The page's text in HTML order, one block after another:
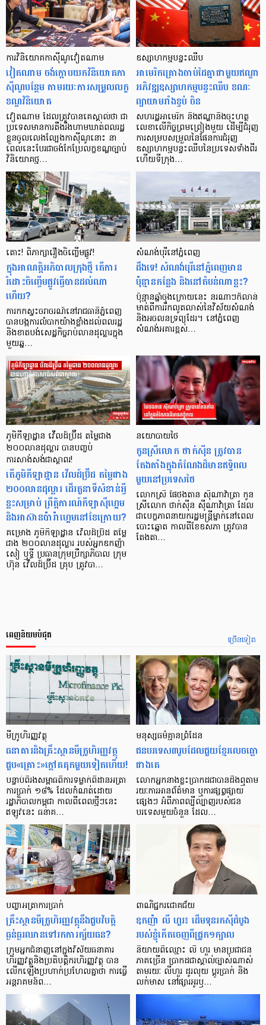
ការវិនិយោគកាស៊ីណូវៀតណាម
វៀតណាម ចង់ក្ដោបយក​​វិនិយោគ​កា
ស៊ីណូបន្ថែម តាមរយៈ​ការសម្រួល​លក្ខ
ខណ្ឌវិនិយោគ
វៀតណាម ដែលត្រូវបានគេស្គាល់ថា ជា
ប្រទេសមានការតឹងរឹងហាមឃាត់ពលរដ្ឋ
ខ្លួនចូលលេងល្បែងកាស៊ីណូនោះ នា
ពេលនេះបែរជាចង់កែប្រែលក្ខខណ្ឌច្បាប់
វិនិយោគថ្ម…
ឧស្សាហកម្មបន្ទះឈីប
អាមេរិកគ្រោងចាប់ដៃគ្នាជាមួយឥណ្ឌា
អភិវឌ្ឍឧស្សាហកម្មបន្ទះឈីប ខណៈ
ព្យាយាមរាំងខ្ទប់ ចិន
សហរដ្ឋអាមេរិក និងឥណ្ឌានឹងចុះហត្ថ
លេខាលើកិច្ចព្រមព្រៀងមួយ ដើម្បីជំរុញ
ការសម្របសម្រួលនៃផែនការជំរុញ
ឧស្សាហកម្មបន្ទះឈីបនៃប្រទេសទាំងពីរ
ហើយទីក្រុង…
តោះ! ពិភាក្សា​រឿង​ចិញ្ចើម​ផ្លូវ!
ក្នុង​អាណត្តិ​អភិបាលក្រុង​ថ្មី តើ​ការ
រំដោះ​ចិញ្ចើម​ផ្លូវ​​ធ្វើ​បាន​ដល់​ណា​
ហើយ?
ការ​កកស្ទះ​ចរាចរណ៍​នៅ​រាជ​ធានី​ភ្នំពេញ
បាន​បង្ក​ការ​លំបាក​យ៉ាង​ខ្លាំង​ដល់​ពលរដ្ឋ
និង​ខាត​បង់​សេដ្ឋកិច្ច​រាប់​លាន​ដុល្លារ​ក្នុង​
មួយ​ឆ្ន…
សំណង់​បុរី​នៅ​ភ្នំពេញ
ដឹង​ទេ!​ សំណង់​បុរី​នៅ​​ភ្នំពេញ​មាន​
ប៉ុន្មាន​កន្លែង ​និង​នៅ​តំបន់​ណា​ខ្លះ?
ប៉ុន្មាន​ឆ្នាំ​ចុង​ក្រោយ​នេះ នរណាៗ​ក៏​លាន់​
មាត់​ពី​ការរីក​លូត​លាស់​នៃ​វិស័យ​​សំណង់​
និង​អចលនទ្រព្យ​ដែរ។ នៅ​ភ្នំពេញ
សំណង់​​អគារ​ខ្ពស់…
ភូមិកីឡាដ្ឋាន វើលដ៍ប្រ៊ីដ តម្លៃជាង
២០០លានដុល្លារ បានបញ្ចប់
ការសាង់សង់ជាស្ថាពរ!
តើភូមិកីឡាដ្ឋាន វើលដ៍ប្រ៊ីដ តម្លៃជាង
២០០លានដុល្លារ ដើរតួនាទីសំខាន់អ្វី
ខ្លះសម្រាប់ ព្រឹត្តិការណ៍កីឡាស៊ីហ្គេម
និងអាស៊ានប៉ារ៉ាហ្គេមនៅខែក្រោយ?
គម្រោង ភូមិកីឡាដ្ឋាន វើលដ៍ប្រ៊ីដ តម្លៃ
ជាង ២០០លានដុល្លារ របស់អ្នកឧកញ៉ា
សៀ ឫទ្ធី ប្រធានក្រុមប្រឹក្សាភិបាល ក្រុម
ហ៊ុន វើលដ៍ប្រ៊ីដ គ្រុប ត្រូវបា…
នយោបាយថៃ
កូនស្រីលោក ថាក់ស៊ីន ត្រូវបាន
តែងតាំងក្នុងតំណែងដ៏មានឥទ្ធិពល
មួយនៅប្រទេសថៃ
លោកស្រី ផៃថងតាន ស៊ីណាវ៉ាត្រា កូន
ស្រីលោក ថាក់ស៊ីន ស៊ីណាវ៉ាត្រា ដែល
ជាបេក្ខភាពនាយករដ្ឋមន្រ្តីម្នាក់នៅពេល
បោះឆ្នោត កាលពីខែឧសភា ត្រូវបាន
តែងតា…
ច្រើនទៀត
ពេញនិយមបំផុត
មីក្រូ​ហិរញ្ញវត្ថុ
ធនាគារ​និង​គ្រឹះស្ថាន​មីក្រូ​ហិរញ្ញវត្ថុ​
ជួប«គ្រោះ»ក្តៅ​គគុក​មួយ​ទៀត​ហើយ!
បន្ទាប់​ពី​រង​សម្ពាធ​​ពី​ការ​ទម្លាក់​ពិដាន​អត្រា​
ការ​ប្រាក់ ១៨​% ដែល​កំណត់​ដោយ​
រដ្ឋាភិបាល​កម្ពុជា កាល​ពី​ពេល​ថ្មីៗ​នេះ
ឥឡូវ​នេះ ធនាគ…
មនុស្ស​ធម៌​គ្មាន​ព្រំដែន
ជន​បរទេស​៣​រូប​ដែល​ជួយ​ខ្មែរ​លេច​ធ្លោ​
ជាង​គេ
លោកអ្នក​នាង​ខ្លះ​ប្រាកដ​ជា​បាន​​ដឹង​ឮ​តាម​
រយៈ​ការ​អាន​ព័ត៌មាន ឬ​ការ​ផ្សព្វផ្សាយ​
ផ្សេងៗ អំពី​ភាព​ល្បីល្បាញ​របស់​ជន​
បរទេស​មួយ​ចំនួន ដែល…
បញ្ហា​អត្រា​ការប្រាក់
គ្រឹះស្ថាន​មីក្រូ​ហិរញ្ញវត្ថុ​នឹង​ជួប​វិបត្តិ​
ធ្ងន់ធ្ងរ​ឈាន​ទៅ​រក​ការ​ក្ស័យធន?
ក្រុម​អ្នក​ជំនាញ​នៅ​ក្នុង​វិស័យ​ធនាគារ
ហិរញ្ញវត្ថុ​និង​ប្រតិបត្តិករ​ហិរញ្ញ​វត្ថុ បាន​​
លើក​ឡើង​ប្រហាក់​ប្រហែល​គ្នា​ថា ការ​ធ្វើ​
អន្តរាគមន៍​ព…
ពាណិជ្ជករជោគជ័យ
ឧកញ៉ា លី ហួរ៖ ដើមទុនរកស៊ីដំបូង
របស់ខ្ញុំកើតចេញពីជ្រូក១ក្បាល
និយាយ​ពី​ឈ្មោះ លី ហួរ មាន​ប្រជាជន​
ភាគ​ច្រើន ប្រាកដ​ជា​ស្គាល់​ច្បាស់​ណាស់
តាមរយៈ លីហួរ ដូរ​លុយ ប្តូរ​បា្រក់ និង​
លក់​មាស នៅ​ផ្សារ​អូរ​ឫ…